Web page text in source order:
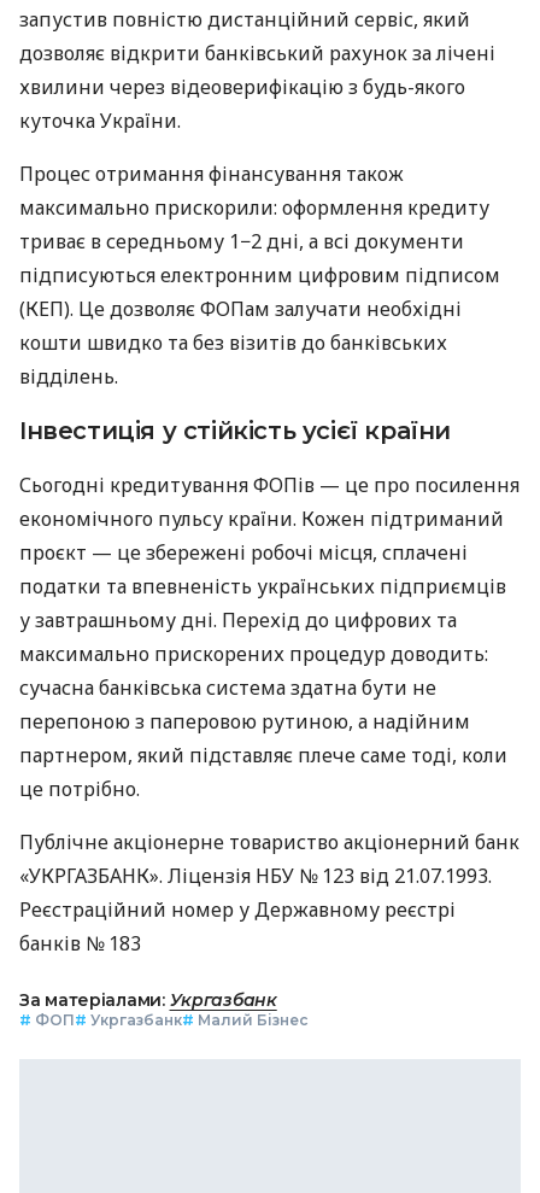
запустив повністю дистанційний сервіс, який
дозволяє відкрити банківський рахунок за лічені
хвилини через відеоверифікацію з будь-якого
куточка України.
Процес отримання фінансування також
максимально прискорили: оформлення кредиту
триває в середньому 1−2 дні, а всі документи
підписуються електронним цифровим підписом
(КЕП). Це дозволяє ФОПам залучати необхідні
кошти швидко та без візитів до банківських
відділень.
Інвестиція у стійкість усієї країни
Сьогодні кредитування ФОПів — це про посилення
економічного пульсу країни. Кожен підтриманий
проєкт — це збережені робочі місця, сплачені
податки та впевненість українських підприємців
у завтрашньому дні. Перехід до цифрових та
максимально прискорених процедур доводить:
сучасна банківська система здатна бути не
перепоною з паперовою рутиною, а надійним
партнером, який підставляє плече саме тоді, коли
це потрібно.
Публічне акціонерне товариство акціонерний банк
«УКРГАЗБАНК». Ліцензія НБУ № 123 від 21.07.1993.
Реєстраційний номер у Державному реєстрі
банків № 183
За матеріалами: Укргазбанк
# ФОП# Укргазбанк# Малий Бізнес